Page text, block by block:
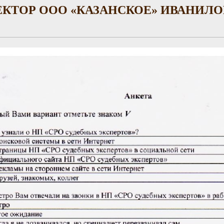
ООО «КАЗАНСКОЕ»